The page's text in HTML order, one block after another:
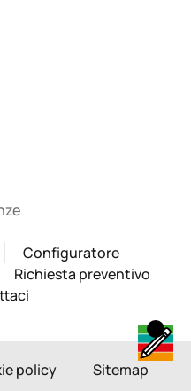
Configuratore
Richiesta preventivo
policy Sitemap